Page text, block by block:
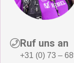
Ruf uns an
+31 (0) 73 –